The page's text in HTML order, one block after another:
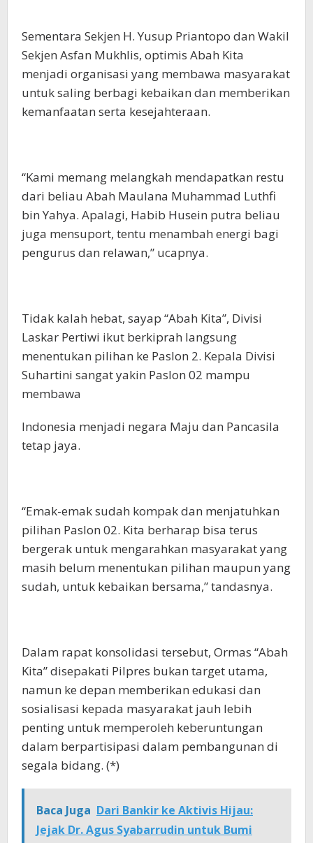
Sementara Sekjen H. Yusup Priantopo dan Wakil
Sekjen Asfan Mukhlis, optimis Abah Kita
menjadi organisasi yang membawa masyarakat
untuk saling berbagi kebaikan dan memberikan
kemanfaatan serta kesejahteraan.
“Kami memang melangkah mendapatkan restu
dari beliau Abah Maulana Muhammad Luthfi
bin Yahya. Apalagi, Habib Husein putra beliau
juga mensuport, tentu menambah energi bagi
pengurus dan relawan,” ucapnya.
Tidak kalah hebat, sayap “Abah Kita”, Divisi
Laskar Pertiwi ikut berkiprah langsung
menentukan pilihan ke Paslon 2. Kepala Divisi
Suhartini sangat yakin Paslon 02 mampu
membawa
Indonesia menjadi negara Maju dan Pancasila
tetap jaya.
“Emak-emak sudah kompak dan menjatuhkan
pilihan Paslon 02. Kita berharap bisa terus
bergerak untuk mengarahkan masyarakat yang
masih belum menentukan pilihan maupun yang
sudah, untuk kebaikan bersama,” tandasnya.
Dalam rapat konsolidasi tersebut, Ormas “Abah
Kita” disepakati Pilpres bukan target utama,
namun ke depan memberikan edukasi dan
sosialisasi kepada masyarakat jauh lebih
penting untuk memperoleh keberuntungan
dalam berpartisipasi dalam pembangunan di
segala bidang. (*)
Baca Juga Dari Bankir ke Aktivis Hijau:
Jejak Dr. Agus Syabarrudin untuk Bumi